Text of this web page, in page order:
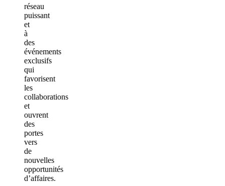
réseau
puissant
et
à
des
événements
exclusifs
qui
favorisent
les
collaborations
et
ouvrent
des
portes
vers
de
nouvelles
opportunités
d’affaires.